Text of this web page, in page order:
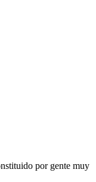
por gente muy